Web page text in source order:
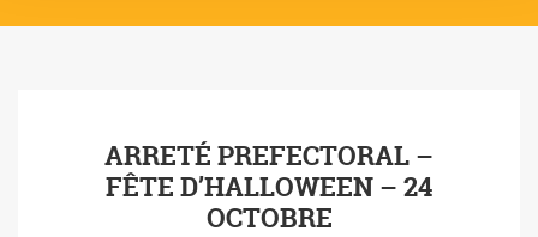
qui présente la ville,
programmation
culturelle, la vie
ARRETÉ PREFECTORAL –
FÊTE D’HALLOWEEN – 24
OCTOBRE